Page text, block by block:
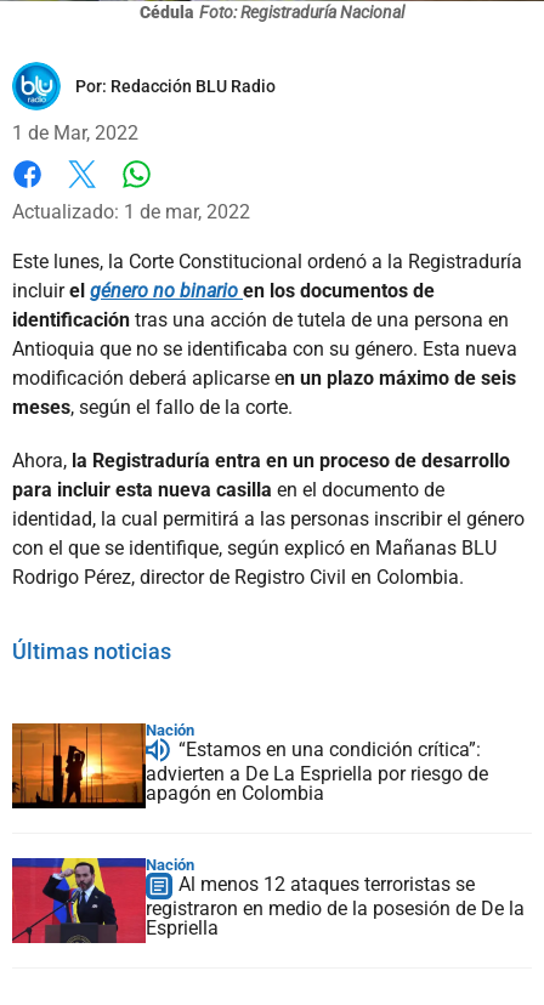
Cédula Foto: Registraduría Nacional
Por: Redacción BLU Radio
1 de Mar, 2022
Facebook
X
Actualizado: 1 de mar, 2022
Este lunes, la Corte Constitucional ordenó a la Registraduría
incluirel género no binario en los documentos de
identificación tras una acción de tutela de una persona en
Antioquia que no se identificaba con su género. Esta nueva
modificación deberá aplicarse en un plazo máximo de seis
meses, según el fallo de la corte.
Ahora, la Registraduría entra en un proceso de desarrollo
para incluir esta nueva casilla en el documento de
identidad, la cual permitirá a las personas inscribir el género
con el que se identifique, según explicó en Mañanas BLU
Rodrigo Pérez, director de Registro Civil en Colombia.
Últimas noticias
Nación
“Estamos en una condición crítica”:
advierten a De La Espriella por riesgo de
apagón en Colombia
Nación
Al menos 12 ataques terroristas se
registraron en medio de la posesión de De la
Espriella